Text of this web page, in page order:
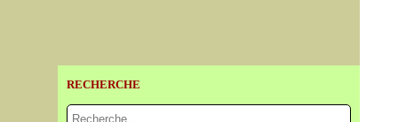
RECHERCHE